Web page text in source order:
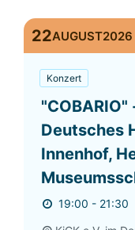
22AUGUST2026
Konzert
Deutsches
Innenhof,
19:00 - 21:30